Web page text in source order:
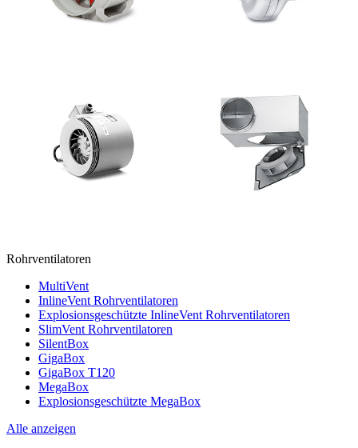
Rohrventilatoren
MultiVent
InlineVent Rohrventilatoren
Explosionsgeschützte InlineVent Rohrventilatoren
SlimVent Rohrventilatoren
SilentBox
GigaBox
GigaBox T120
MegaBox
Explosionsgeschützte MegaBox
Alle anzeigen